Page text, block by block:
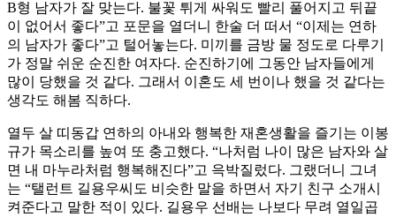
B형 남자가 잘 맞는다. 불꽃 튀게 싸워도 빨리 풀어지고 뒤끝
이 없어서 좋다”고 포문을 열더니 한술 더 떠서 “이제는 연하
의 남자가 좋다”고 털어놓는다. 미끼를 금방 물 정도로 다루기
가 정말 쉬운 순진한 여자다. 순진하기에 그동안 남자들에게
많이 당했을 것 같다. 그래서 이혼도 세 번이나 했을 것 같다는
생각도 해봄 직하다.
열두 살 띠동갑 연하의 아내와 행복한 재혼생활을 즐기는 이봉
규가 목소리를 높여 또 충고했다. “나처럼 나이 많은 남자와 살
면 내 마누라처럼 행복해진다”고 윽박질렀다. 그랬더니 그녀
는 “탤런트 길용우씨도 비슷한 말을 하면서 자기 친구 소개시
켜준다고 말한 적이 있다. 길용우 선배는 나보다 무려 열일곱